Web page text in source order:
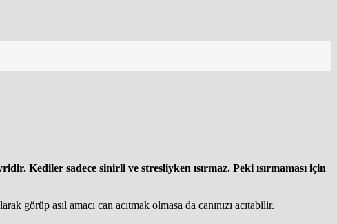
Kediler sadece sinirli ve stresliyken ısırmaz. Peki ısırmaması için
görüp asıl amacı can acıtmak olmasa da canınızı acıtabilir.